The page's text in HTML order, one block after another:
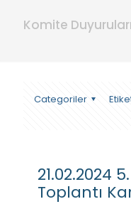
Komite Duyuruları
Categoriler
21.02.2024
Toplantı